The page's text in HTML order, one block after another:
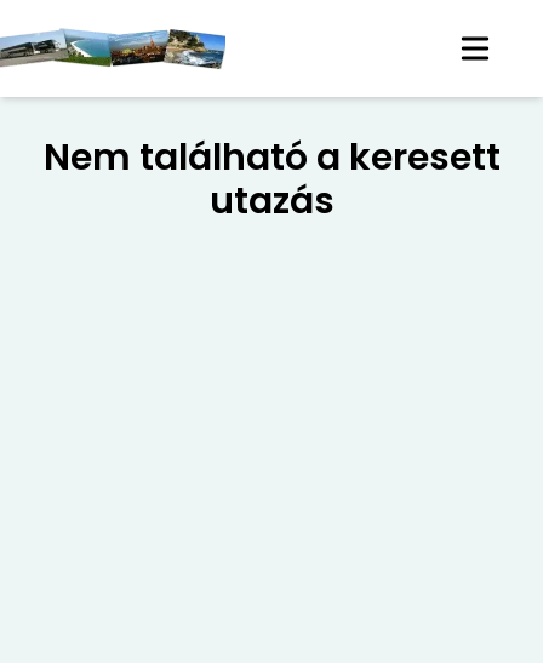
Nem található a keresett
utazás